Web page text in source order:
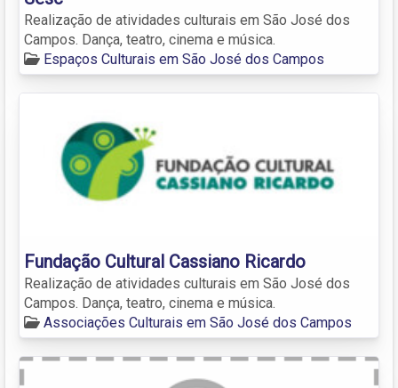
Realização de atividades culturais em São José dos
Campos. Dança, teatro, cinema e música.
Espaços Culturais em São José dos Campos
Fundação Cultural Cassiano Ricardo
Realização de atividades culturais em São José dos
Campos. Dança, teatro, cinema e música.
Associações Culturais em São José dos Campos